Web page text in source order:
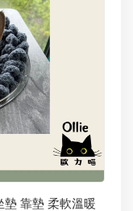
墊 靠墊 柔軟溫暖